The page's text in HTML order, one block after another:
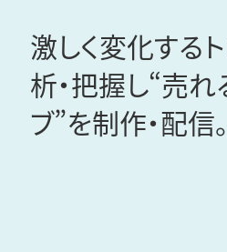
激しく変化する
析・把握し“売れ
ブ”を制作・配信。